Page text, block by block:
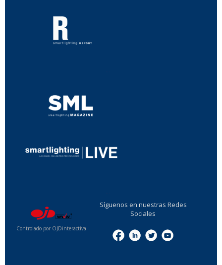
Controlado por OJDinteractiva
Síguenos en nuestras Redes
Sociales